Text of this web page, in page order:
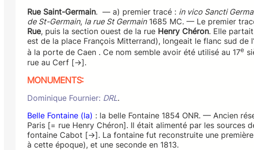
Rue Saint-Germain. — a) premier tracé : in vico Sancti
de St-Germain, la rue St Germain1685 MC. — Le premier
Rue, puis la section ouest de la rue Henry Chéron. Elle
est de la place François Mitterrand), longeait le flanc sud de
à la porte de Caen . Ce nom semble avoir été utilisé au 17e
rue au Cerf [→].
MONUMENTS:
Dominique Fournier: DRL.
Belle Fontaine (la) : la belle Fontaine 1854 ONR. — Ancien
Paris [= rue Henry Chéron]. Il était alimenté par les sources
fontaine Cabot [→]. La fontaine fut reconstruite une
à cette époque), et une seconde en 1813.